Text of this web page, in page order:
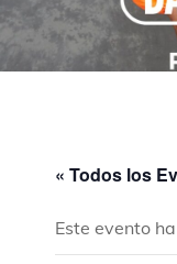
« Todos los
Este evento